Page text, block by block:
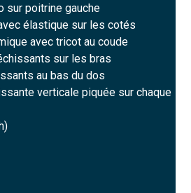
sur poitrine gauche
élastique sur les cotés
avec tricot au coude
sur les bras
au bas du dos
verticale piquée sur chaque